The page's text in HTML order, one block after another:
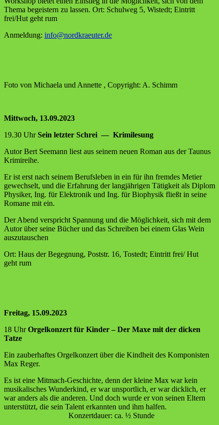
The­ma begeis­tern zu las­sen. Ort: Schul­weg 5, Wistedt; Ein­tritt
frei/Hut geht rum
Anmel­dung: info@nordkraeuter.de
Foto von Michae­la und Annet­te , Copy­right: A. Schimm
Mitt­woch, 13.09.2023
19.30 UhrSein letz­ter Schrei — Krimilesung
Autor Bert See­mann liest aus sei­nem neu­en Roman aus der Tau­nus
Krimireihe.
Er ist erst nach sei­nem Berufs­le­ben in ein für ihn frem­des Metier
gewech­selt, und die Erfah­rung der lang­jäh­ri­gen Tätig­keit als Diplom
Phy­si­ker, Ing. für Elek­tro­nik und Ing. für Bio­phy­sik fließt in sei­ne
Roma­ne mit ein.
Der Abend ver­spricht Span­nung und die Mög­lich­keit, sich mit dem
Autor über sei­ne Bücher und das Schrei­ben bei einem Glas Wein
auszutauschen
Ort: Haus der Begeg­nung, Post­str. 16, Tostedt; Ein­tritt frei/ Hut
geht rum
Frei­tag, 15.09.2023
18 UhrOrgel­kon­zert für Kin­der – Der Maxe mit der dicken
Tatze
Ein zau­ber­haf­tes Orgel­kon­zert über die Kind­heit des Kom­po­nis­ten
Max Reger.
Es ist eine Mit­mach-Geschich­te, denn der klei­ne Max war kein
musi­ka­li­sches Wun­der­kind, er war unsport­lich, er war dick­lich, er
war anders als die ande­ren. Und doch wur­de er von sei­nen Eltern
unter­stützt, die sein Talent erkann­ten und ihm hal­fen.
Kon­zert­dau­er: ca. ½ Stunde